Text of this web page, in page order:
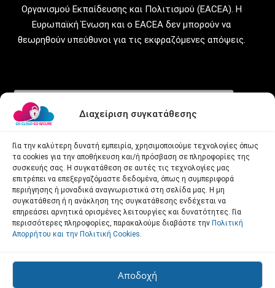
Διαχείριση συγκατάθεσης
Για την καλύτερη δυνατή εμπειρία, χρησιμοποιούμε τεχνολογίες όπως
τα cookies για την αποθήκευση και/ή πρόσβαση σε πληροφορίες της
συσκευής σας. Η συγκατάθεση σε αυτές τις τεχνολογίες μας
επιτρέπει να επεξεργαζόμαστε δεδομένα, όπως η συμπεριφορά
περιήγησης ή μοναδικά αναγνωριστικά στη σελίδα μας. Η μη
συγκατάθεση ή η ανάκληση της συγκατάθεσης ενδέχεται να
επηρεάσει αρνητικά ορισμένες λειτουργίες και δυνατότητες. Για
περισσότερες πληροφορίες, παρακαλούμε διαβάστε την Πολιτική
Απορρήτου και την Πολιτική Cookies.
Αποδοχή
Οργανισμού Εκπαίδευσης και Πολιτισμού (EACEA). Η
Ευρωπαϊκή Ένωση και ο EACEA δεν μπορούν να
θεωρηθούν υπεύθυνοι για τις εκφραζόμενες απόψεις.
Όλα τα υλικά που παράγονται στο πλαίσιο αυτού του
έργου Erasmus+, συμπεριλαμβανομένων του Πίνακα, του
μοντέλου και των πόρων του μαθήματος, διατίθενται υπό
την άδειαCreative Commons Αναφορά Δημιουργού-Μη
NC-ND 4.0).